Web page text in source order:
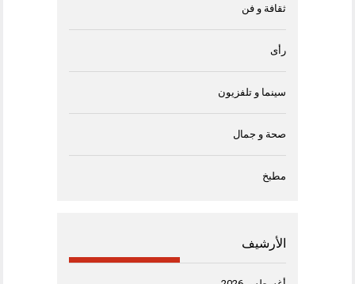
ثقافة و فن
رأى
سينما و تلفزيون
صحة و جمال
مطبخ
الأرشيف